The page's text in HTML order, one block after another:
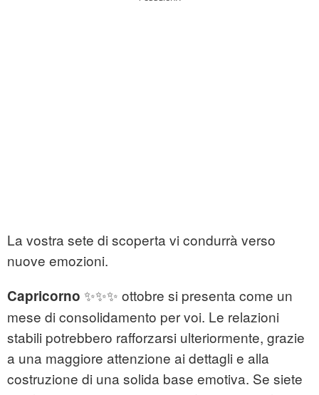
La vostra sete di scoperta vi condurrà verso
nuove emozioni.
Capricorno ✨✨✨ ottobre si presenta come un
mese di consolidamento per voi. Le relazioni
stabili potrebbero rafforzarsi ulteriormente, grazie
a una maggiore attenzione ai dettagli e alla
costruzione di una solida base emotiva. Se siete